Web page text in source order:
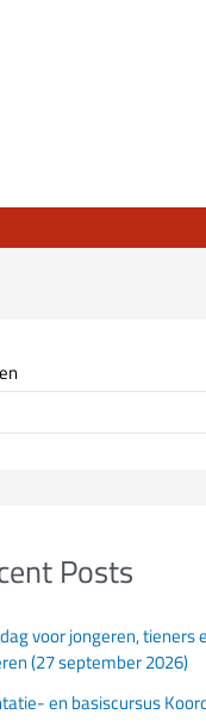
Posts
voor jongeren, tieners
(27 september 2026)
en basiscursus